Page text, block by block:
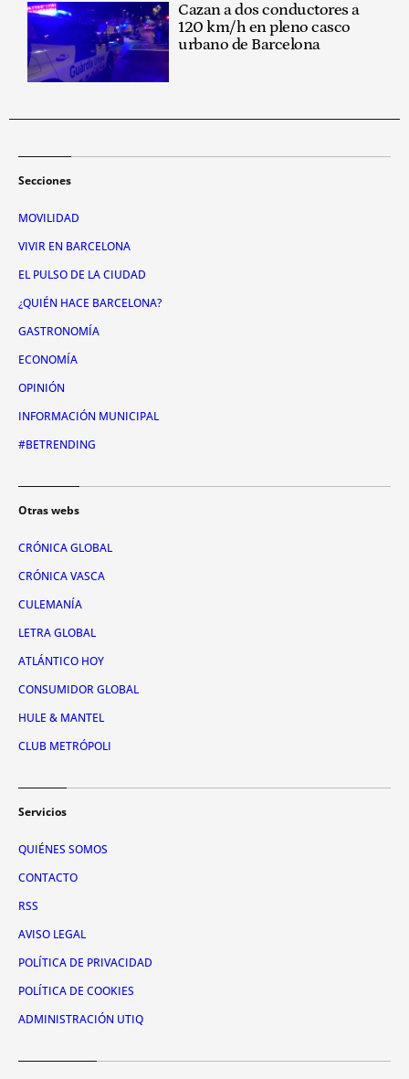
Cazan a dos conductores a
120 km/h en pleno casco
urbano de Barcelona
Secciones
MOVILIDAD
VIVIR EN BARCELONA
EL PULSO DE LA CIUDAD
¿QUIÉN HACE BARCELONA?
GASTRONOMÍA
ECONOMÍA
OPINIÓN
INFORMACIÓN MUNICIPAL
#BETRENDING
Otras webs
CRÓNICA GLOBAL
CRÓNICA VASCA
CULEMANÍA
LETRA GLOBAL
ATLÁNTICO HOY
CONSUMIDOR GLOBAL
HULE & MANTEL
CLUB METRÓPOLI
Servicios
QUIÉNES SOMOS
CONTACTO
RSS
AVISO LEGAL
POLÍTICA DE PRIVACIDAD
POLÍTICA DE COOKIES
ADMINISTRACIÓN UTIQ